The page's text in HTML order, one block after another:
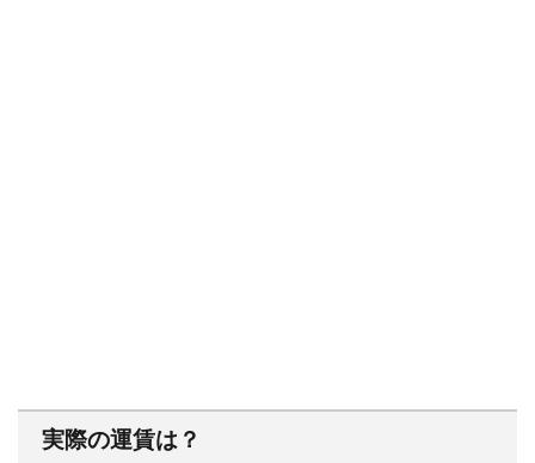
実際の運賃は？